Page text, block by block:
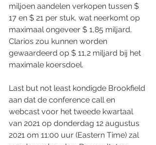
miljoen aandelen verkopen tussen $
17 en $ 21 per stuk, wat neerkomt op
maximaal ongeveer $ 1,85 miljard.
Clarios zou kunnen worden
gewaardeerd op $ 11,2 miljard bij het
maximale koersdoel.
Last but not least kondigde Brookfield
aan dat de conference call en
webcast voor het tweede kwartaal
van 2021 op donderdag 12 augustus
2021 om 11:00 uur (Eastern Time) zal